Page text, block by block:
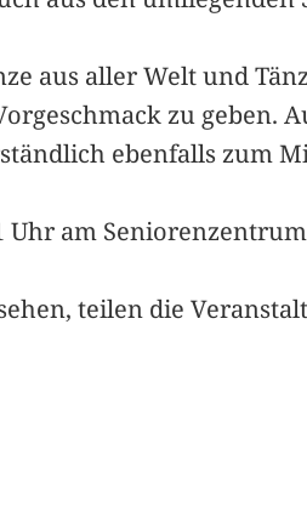
aus aller Welt und
zu geben.
ebenfalls zum
Uhr am
teilen die